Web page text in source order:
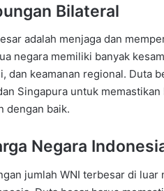
Bilateral
adalah menjaga dan
negara memiliki banyak
dan keamanan regional. Duta
Singapura untuk memastikan
dengan baik.
Negara
jumlah WNI terbesar di